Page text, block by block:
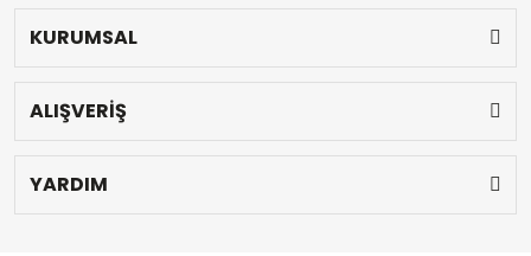
KURUMSAL
ALIŞVERİŞ
YARDIM